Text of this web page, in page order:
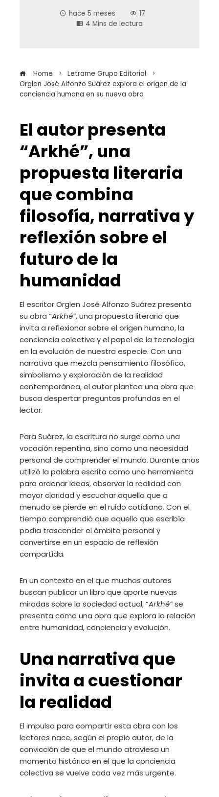
hace 5 meses
17
4 Mins de lectura
Home
Letrame Grupo Editorial
Orglen José Alfonzo Suárez explora el origen de la
conciencia humana en su nueva obra
El autor presenta
“Arkhé”, una
propuesta literaria
que combina
filosofía, narrativa y
reflexión sobre el
futuro de la
humanidad
El escritor Orglen José Alfonzo Suárez presenta
su obra “Arkhé”, una propuesta literaria que
invita a reflexionar sobre el origen humano, la
conciencia colectiva y el papel de la tecnología
en la evolución de nuestra especie. Con una
narrativa que mezcla pensamiento filosófico,
simbolismo y exploración de la realidad
contemporánea, el autor plantea una obra que
busca despertar preguntas profundas en el
lector.
Para Suárez, la escritura no surge como una
vocación repentina, sino como una necesidad
personal de comprender el mundo. Durante años
utilizó la palabra escrita como una herramienta
para ordenar ideas, observar la realidad con
mayor claridad y escuchar aquello que a
menudo se pierde en el ruido cotidiano. Con el
tiempo comprendió que aquello que escribía
podía trascender el ámbito personal y
convertirse en un espacio de reflexión
compartida.
En un contexto en el que muchos autores
buscan publicar un libro que aporte nuevas
miradas sobre la sociedad actual, “Arkhé”se
presenta como una obra que explora la relación
entre humanidad, conciencia y evolución.
Una narrativa que
invita a cuestionar
la realidad
El impulso para compartir esta obra con los
lectores nace, según el propio autor, de la
convicción de que el mundo atraviesa un
momento histórico en el que la conciencia
colectiva se vuelve cada vez más urgente.